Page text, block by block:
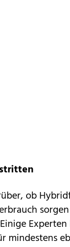
ob
mindestens